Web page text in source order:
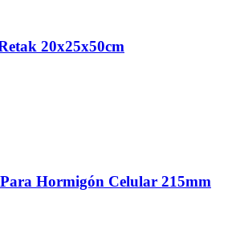
20x25x50cm
Hormigón Celular 215mm